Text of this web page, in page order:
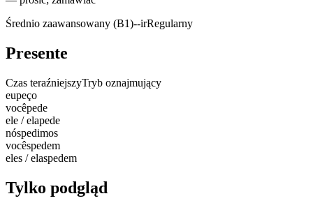
Średnio zaawansowany (B1)--irRegularny
Presente
Czas teraźniejszyTryb oznajmujący
eupeço
vocêpede
ele / elapede
nóspedimos
vocêspedem
eles / elaspedem
Tylko podgląd